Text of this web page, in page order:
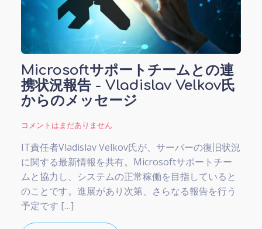
Microsoftサポートチームとの連
携状況報告 - Vladislav Velkov氏
からのメッセージ
コメントはまだありません
IT責任者Vladislav Velkov氏が、サーバーの復旧状況
に関する最新情報を共有。Microsoftサポートチー
ムと協力し、システムの正常稼働を目指していると
のことです。進展があり次第、さらなる報告を行う
予定です […]